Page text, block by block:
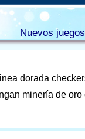
dorada
minería de
Nuevos juegos